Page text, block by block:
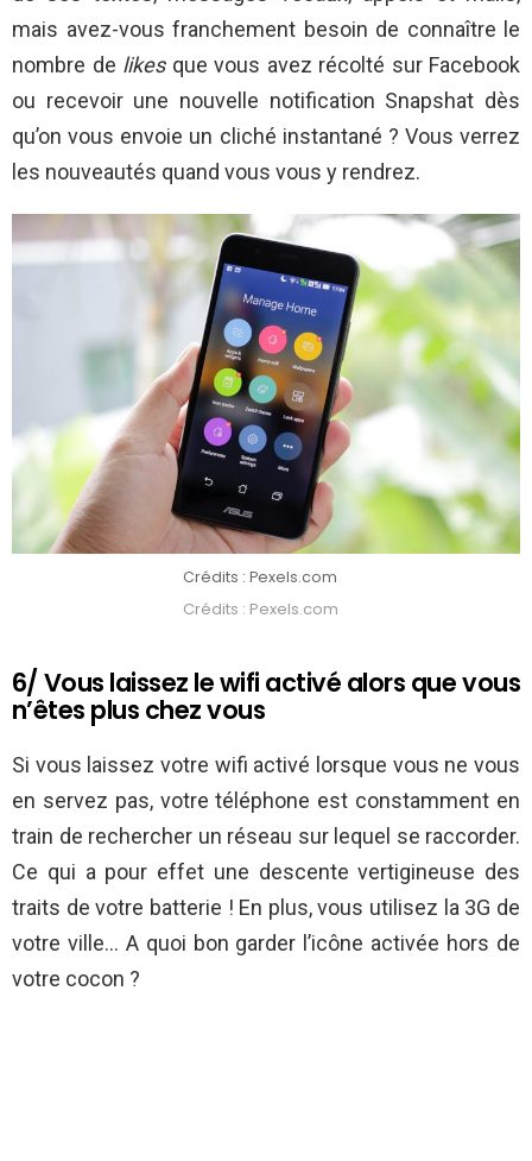
mais avez-vous franchement besoin de connaître le
nombre de likesque vous avez récolté sur Facebook
ou recevoir une nouvelle notification Snapshat dès
qu’on vous envoie un cliché instantané ? Vous verrez
les nouveautés quand vous vous y rendrez.
Crédits : Pexels.com
Crédits : Pexels.com
6/ Vous laissez le wifi activé alors que vous
n’êtes plus chez vous
Si vous laissez votre wifi activé lorsque vous ne vous
en servez pas, votre téléphone est constamment en
train de rechercher un réseau sur lequel se raccorder.
Ce qui a pour effet une descente vertigineuse des
traits de votre batterie ! En plus, vous utilisez la 3G de
votre ville… A quoi bon garder l’icône activée hors de
votre cocon ?